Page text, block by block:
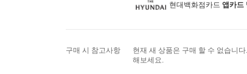
현대백화점카드 앱카드
구매 시 참고사항
현재 새 상품은 구매 할 수 없습니
해보세요.